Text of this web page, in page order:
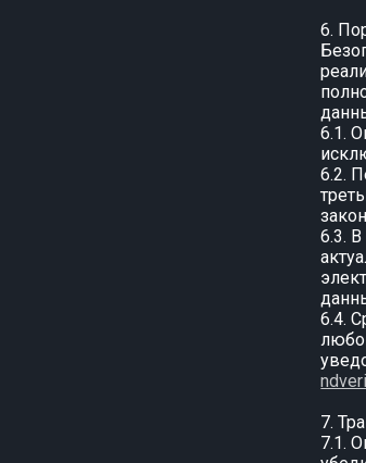
6.
6.1.
6.2.
6.3.
6.4.
7.
7.1.